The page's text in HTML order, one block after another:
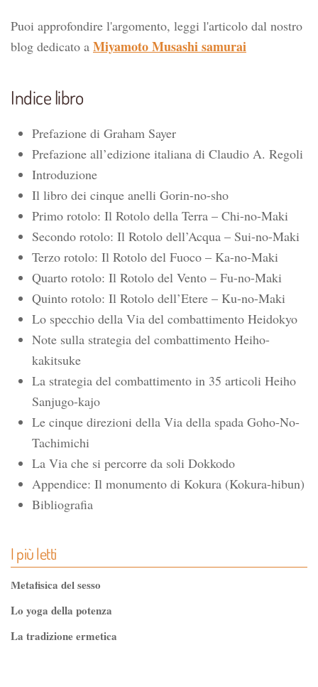
Puoi approfondire l'argomento, leggi l'articolo dal nostro
blog dedicato a Miyamoto Musashi samurai
Indice libro
Prefazione di Graham Sayer
Prefazione all’edizione italiana di Claudio A. Regoli
Introduzione
Il libro dei cinque anelli Gorin-no-sho
Primo rotolo: Il Rotolo della Terra – Chi-no-Maki
Secondo rotolo: Il Rotolo dell’Acqua – Sui-no-Maki
Terzo rotolo: Il Rotolo del Fuoco – Ka-no-Maki
Quarto rotolo: Il Rotolo del Vento – Fu-no-Maki
Quinto rotolo: Il Rotolo dell’Etere – Ku-no-Maki
Lo specchio della Via del combattimento Heidokyo
Note sulla strategia del combattimento Heiho-
kakitsuke
La strategia del combattimento in 35 articoli Heiho
Sanjugo-kajo
Le cinque direzioni della Via della spada Goho-No-
Tachimichi
La Via che si percorre da soli Dokkodo
Appendice: Il monumento di Kokura (Kokura-hibun)
Bibliografia
I più letti
Metafisica del sesso
Lo yoga della potenza
La tradizione ermetica